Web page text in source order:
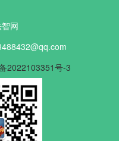
网
2022103351号-3